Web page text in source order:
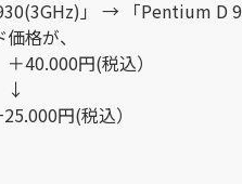
」 → 「Pentium D
格が、
円(税込）
円(税込）